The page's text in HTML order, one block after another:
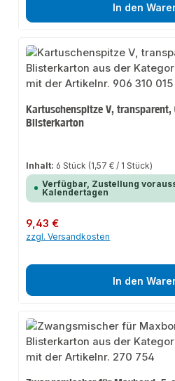
In den
Kartuschenspitze V, transparent,
Blisterkarton
Inhalt: 6 Stück (1,57 € / 1 Stück)
Verfügbar, Zustellung
Kalendertagen
Regulärer Preis:
9,43 €
zzgl. Versandkosten
In den